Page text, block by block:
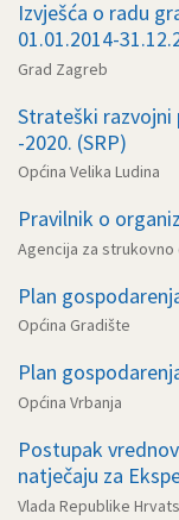
Izvješća o radu
01.01.2014-
Grad Zagreb
Strateški razvojni
-2020. (SRP)
Općina Velika Ludina
Pravilnik o
Agencija za
Plan
Općina Gradište
Plan
Općina Vrbanja
Postupak
natječaju za
Vlada Republike